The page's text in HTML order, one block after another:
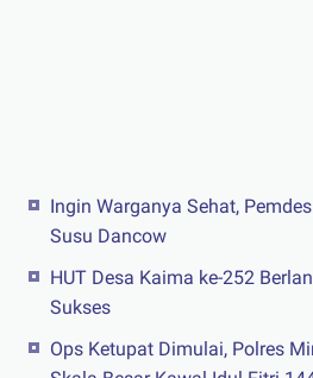
Ingin Warganya Sehat,
Susu Dancow
HUT Desa Kaima ke-252
Sukses
Ops Ketupat Dimulai, Polres